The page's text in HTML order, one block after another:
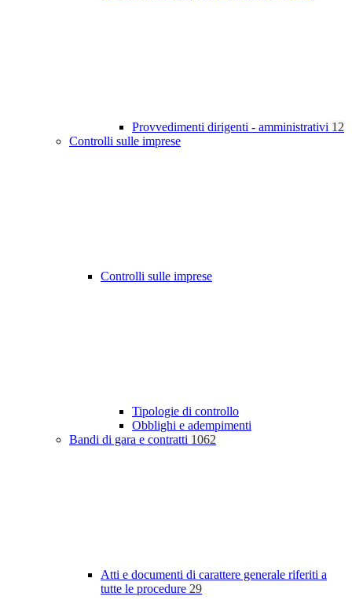
Provvedimenti dirigenti - amministrativi 12
Controlli sulle imprese
Controlli sulle imprese
Tipologie di controllo
Obblighi e adempimenti
Bandi di gara e contratti 1062
Atti e documenti di carattere generale riferiti a
tutte le procedure 29